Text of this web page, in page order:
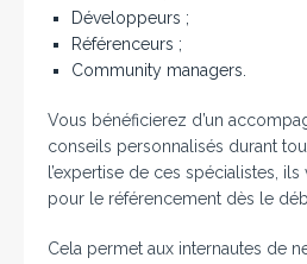
Développeurs ;
Référenceurs ;
Community managers.
Vous bénéficierez d’un
conseils personnalisés durant
l’expertise de ces spécialistes,
pour le référencement dès le
Cela permet aux internautes de